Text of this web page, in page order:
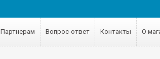
Партнерам Вопрос-ответ Контакты О